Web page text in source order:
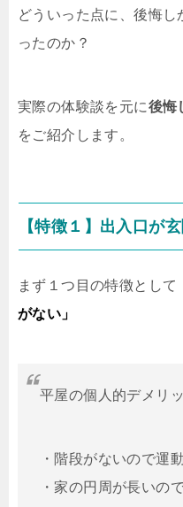
どういった点に、後悔し
ったのか？
実際の体験談を元に後悔
をご紹介します。
【特徴１】出入口が
まず１つ目の特徴として
がない」
平屋の個人的デメリ
・階段がないので運
・家の円周が長いの